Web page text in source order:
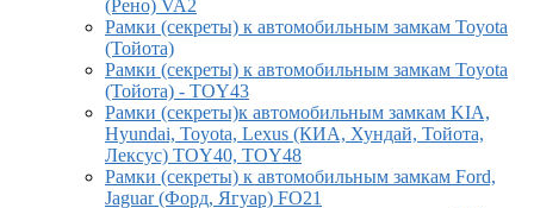
(Рено) VA2
Рамки (секреты) к автомобильным замкам Toyota
(Тойота)
Рамки (секреты) к автомобильным замкам Toyota
(Тойота) - TOY43
Рамки (секреты)к автомобильным замкам KIA,
Hyundai, Toyota, Lexus (КИА, Хундай, Тойота,
Лексус) TOY40, TOY48
Рамки (секреты) к автомобильным замкам Ford,
Jaguar (Форд, Ягуар) FO21